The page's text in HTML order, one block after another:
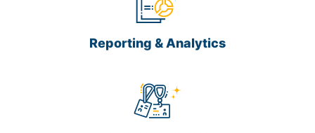
Reporting & Analytics